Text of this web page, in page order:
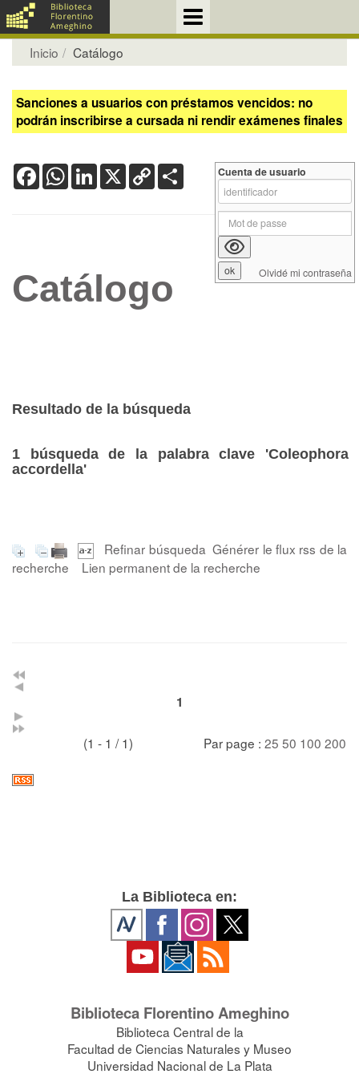
Inicio Catálogo
Sanciones a usuarios con préstamos vencidos: no
podrán inscribirse a cursada ni rendir exámenes finales
FacebookWhatsApp
LinkedIn
X Copy
Link
Catálogo
Resultado de la búsqueda
1 búsqueda de la palabra clave 'Coleophora
accordella'
Refinar búsqueda Générer le flux rss de la
recherche
Lien permanent de la recherche
1
(1 - 1 / 1) Par page : 25 50 100 200
Cuenta de usuario
Olvidé mi contraseña
La Biblioteca en:
Biblioteca Florentino Ameghino
Biblioteca Central de la
Facultad de Ciencias Naturales y Museo
Universidad Nacional de La Plata